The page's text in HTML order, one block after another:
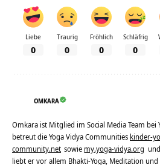
Liebe
0
Traurig
0
Fröhlich
0
Schläfrig
0
OMKARA
Omkara ist Mitglied im Social Media Team bei
betreut die Yoga Vidya Communities kinder-
community.net sowie my.yoga-vidya.org und
liebt er vor allem Bhakti-Yoga, Meditation